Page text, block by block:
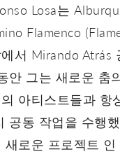
Losa는
Flamenco
서 Mirando Atrás
안 그는 새로운 춤
아티스트들과
공동 작업을 수행
새로운 프로젝트